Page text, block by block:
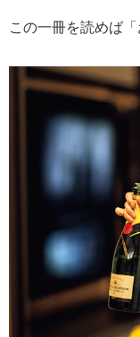
この一冊を読めば